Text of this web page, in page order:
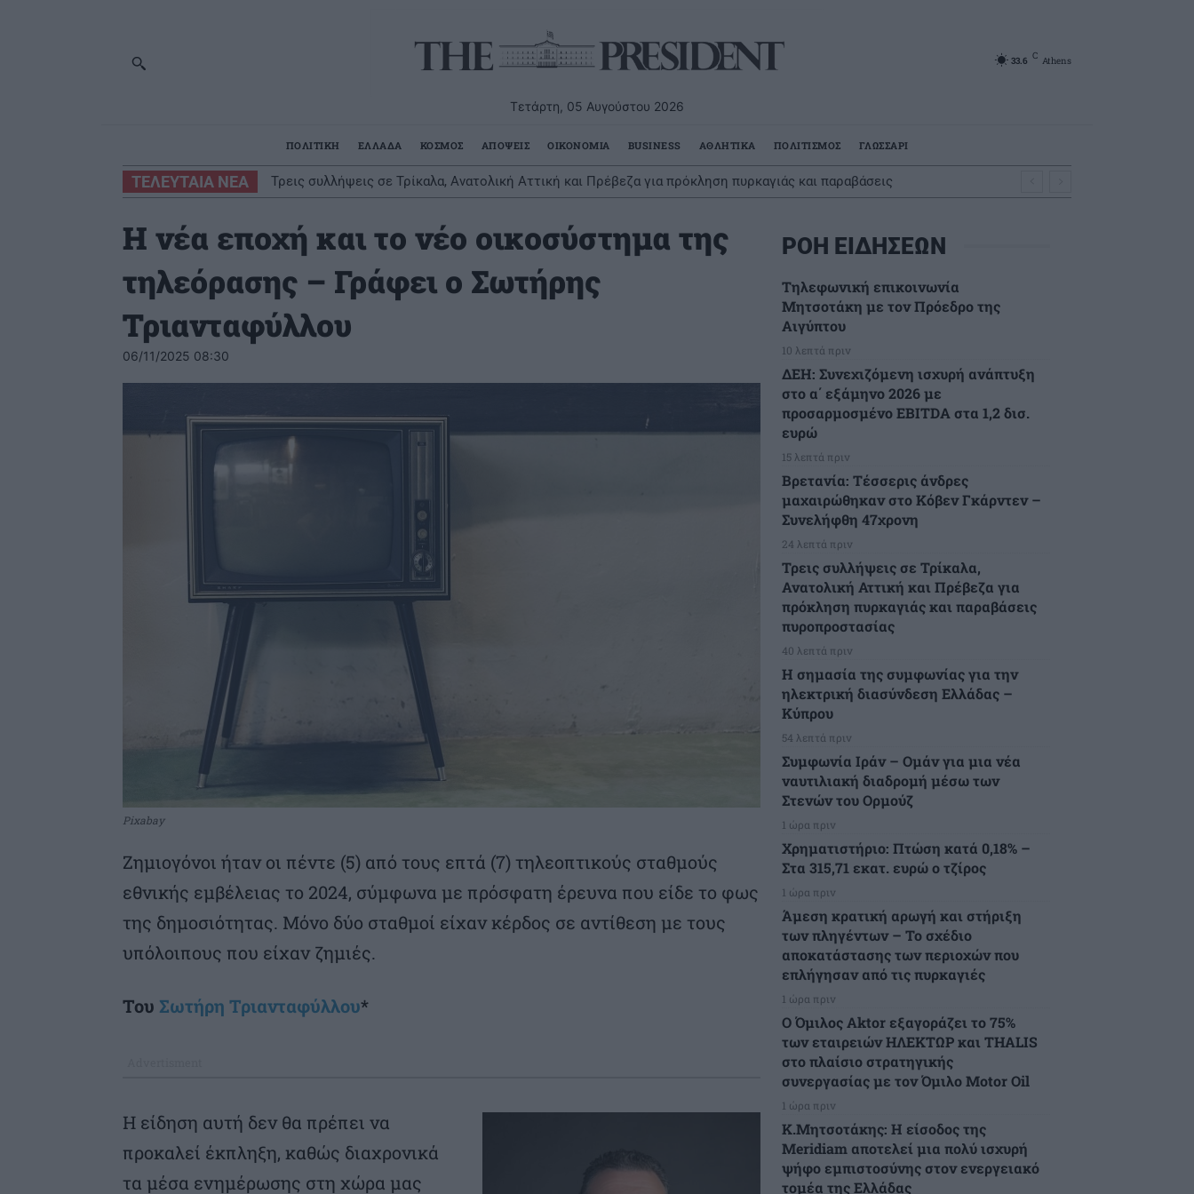
Τετάρτη, 05 Αυγούστου 2026
33.6 C Athens
ΠΟΛΙΤΙΚΗ ΕΛΛΑΔΑ ΚΟΣΜΟΣ ΑΠΟΨΕΙΣ ΟΙΚΟΝΟΜΙΑ BUSINESS ΑΘΛΗΤΙΚΑ ΠΟΛΙΤΙΣΜΟΣ ΓΛΩΣΣΑΡΙ
ΤΕΛΕΥΤΑΙΑ ΝΕΑ
Τρεις συλλήψεις σε Τρίκαλα, Ανατολική Αττική και Πρέβεζα για πρόκληση πυρκαγιάς και παραβάσεις
πυροπροστασίας
Η νέα εποχή και το νέο οικοσύστημα της
τηλεόρασης – Γράφει ο Σωτήρης
Τριανταφύλλου
06/11/2025 08:30
Pixabay
Ζημιογόνοι ήταν οι πέντε (5) από τους επτά (7) τηλεοπτικούς σταθμούς
εθνικής εμβέλειας το 2024, σύμφωνα με πρόσφατη έρευνα που είδε το φως
της δημοσιότητας. Μόνο δύο σταθμοί είχαν κέρδος σε αντίθεση με τους
υπόλοιπους που είχαν ζημιές.
Του Σωτήρη Τριανταφύλλου*
Η είδηση αυτή δεν θα πρέπει να
προκαλεί έκπληξη, καθώς διαχρονικά
τα μέσα ενημέρωσης στη χώρα μας
ΡΟΗ ΕΙΔΗΣΕΩΝ
Τηλεφωνική επικοινωνία
Μητσοτάκη με τον Πρόεδρο της
Αιγύπτου
10 λεπτά πριν
ΔΕΗ: Συνεχιζόμενη ισχυρή ανάπτυξη
στο α΄ εξάμηνο 2026 με
προσαρμοσμένο EBITDA στα 1,2 δισ.
ευρώ
15 λεπτά πριν
Βρετανία: Τέσσερις άνδρες
μαχαιρώθηκαν στο Κόβεν Γκάρντεν –
Συνελήφθη 47χρονη
24 λεπτά πριν
Τρεις συλλήψεις σε Τρίκαλα,
Ανατολική Αττική και Πρέβεζα για
πρόκληση πυρκαγιάς και παραβάσεις
πυροπροστασίας
40 λεπτά πριν
H σημασία της συμφωνίας για την
ηλεκτρική διασύνδεση Ελλάδας –
Κύπρου
54 λεπτά πριν
Συμφωνία Ιράν – Ομάν για μια νέα
ναυτιλιακή διαδρομή μέσω των
Στενών του Ορμούζ
1 ώρα πριν
Χρηματιστήριο: Πτώση κατά 0,18% –
Στα 315,71 εκατ. ευρώ ο τζίρος
1 ώρα πριν
Άμεση κρατική αρωγή και στήριξη
των πληγέντων – Το σχέδιο
αποκατάστασης των περιοχών που
επλήγησαν από τις πυρκαγιές
1 ώρα πριν
Ο Όμιλος Aktor εξαγοράζει το 75%
των εταιρειών ΗΛΕΚΤΩΡ και THALIS
στο πλαίσιο στρατηγικής
συνεργασίας με τον Όμιλο Motor Oil
1 ώρα πριν
K.Μητσοτάκης: Η είσοδος της
Meridiam αποτελεί μια πολύ ισχυρή
ψήφο εμπιστοσύνης στον ενεργειακό
τομέα της Ελλάδας